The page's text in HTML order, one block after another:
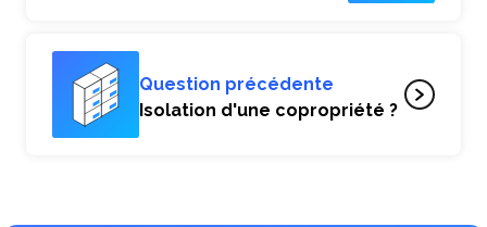
Question précédente
Isolation d'une copropriété ?